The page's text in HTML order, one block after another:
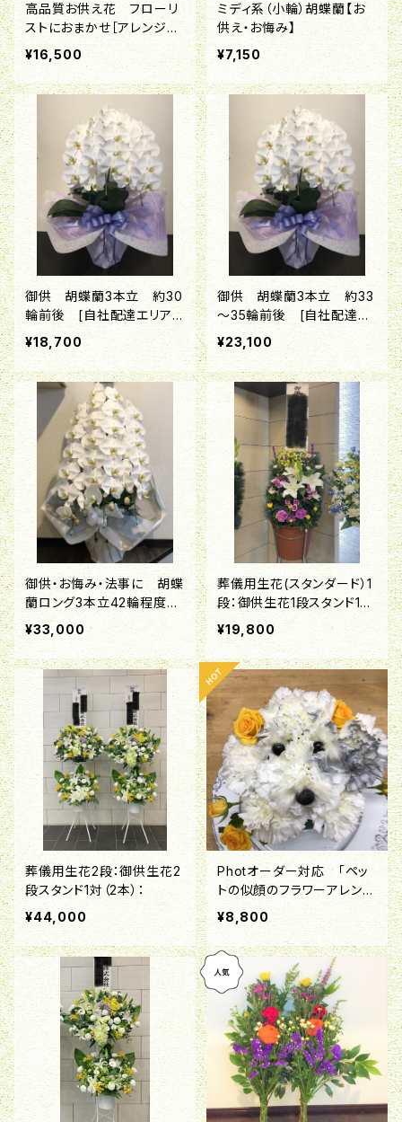
高品質お供え花 フローリ
ストにおまかせ［アレンジメ
ント(枕花)・花束・喪中はが
きが届いたら］
¥16,500
ミディ系（小輪）胡蝶蘭【お
供え・お悔み】
¥7,150
御供 胡蝶蘭3本立 約30
輪前後 [自社配達エリアの
み対応品]
¥18,700
御供 胡蝶蘭3本立 約33
～35輪前後 [自社配達エ
リアのみ対応品]
¥23,100
御供・お悔み・法事に 胡蝶
蘭ロング3本立42輪程度
[自社配達エリアのみ対応
品]
¥33,000
葬儀用生花(スタンダード）1
段：御供生花1段スタンド1対
（2本）
¥19,800
葬儀用生花2段：御供生花2
段スタンド1対（2本）：
¥44,000
Photオーダー対応 「ペッ
トの似顔のフラワーアレンジ
メント」
¥8,800